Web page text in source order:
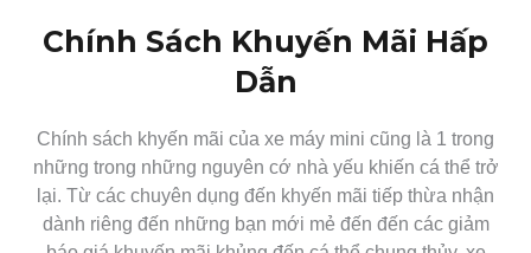
Chính Sách Khuyến Mãi Hấp
Dẫn
Chính sách khyến mãi của xe máy mini cũng là 1 trong
những trong những nguyên cớ nhà yếu khiến cá thể trở
lại. Từ các chuyên dụng đến khyến mãi tiếp thừa nhận
dành riêng đến những bạn mới mẻ đến đến các giảm